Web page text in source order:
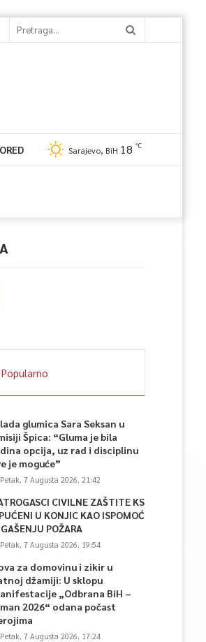
Sarajevo, BiH 18 ℃
Popularno
glumica Sara Seksan u
Špica: “Gluma je bila
opcija, uz rad i disciplinu
je moguće”
Petak, 7 Augusta 2026, 21:42
CIVILNE ZAŠTITE KS
U KONJIC KAO ISPOMOĆ
POŽARA
Petak, 7 Augusta 2026, 19:54
za domovinu i zikir u
džamiji: U sklopu
„Odbrana BiH –
2026“ odana počast
Petak, 7 Augusta 2026, 17:24